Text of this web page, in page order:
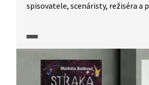
spisovatele, scenáristy, režiséra a
autor vysvětlí, co ho na Sibiři lákalo.